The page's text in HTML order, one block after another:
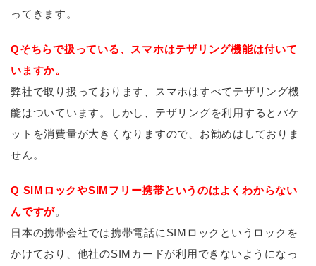
ってきます。
Qそちらで扱っている、スマホはテザリング機能は付いて
いますか。
弊社で取り扱っております、スマホはすべてテザリング機
能はついています。しかし、テザリングを利用するとパケ
ットを消費量が大きくなりますので、お勧めはしておりま
せん。
Q SIMロックやSIMフリー携帯というのはよくわからない
んですが。
日本の携帯会社では携帯電話にSIMロックというロックを
かけており、他社のSIMカードが利用できないようになっ